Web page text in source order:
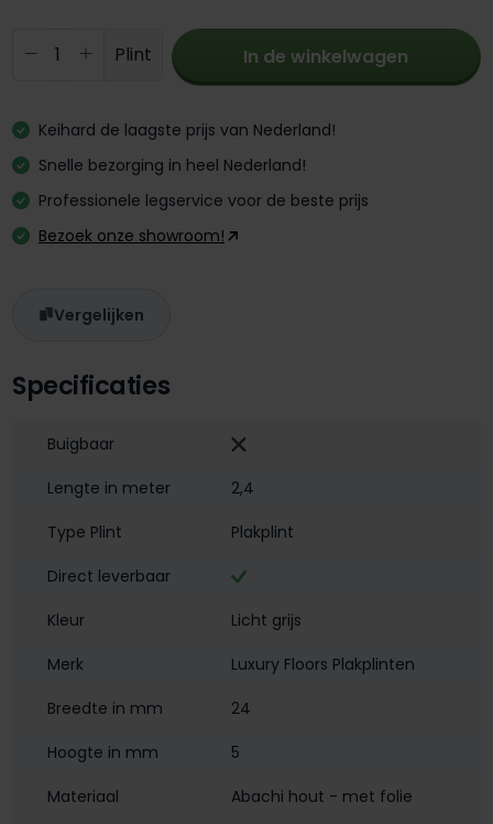
Specificaties
Buigbaar
Lengte in meter
2,4
Type Plint
Plakplint
Direct leverbaar
Kleur
Licht grijs
Merk
Luxury Floors Plakplinten
Breedte in mm
24
Hoogte in mm
5
Materiaal
Abachi hout - met folie
Producthoeveelheid: Voer de
Plint In de winkelwagen
Keihard de laagste prijs van Nederland!
Snelle bezorging in heel Nederland!
Professionele legservice voor de beste prijs
Bezoek onze showroom!
Vergelijken